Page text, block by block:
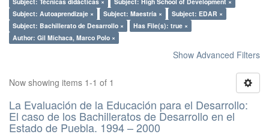
Subject: Autoaprendizaje ×
Subject: Maestría ×
Subject: EDAR ×
Subject: Bachillerato de Desarrollo ×
Has File(s): true ×
Author: Gil Michaca, Marco Polo ×
Show Advanced Filters
Now showing items 1-1 of 1
La Evaluación de la Educación para el Desarrollo:
El caso de los Bachilleratos de Desarrollo en el
Estado de Puebla. 1994 – 2000